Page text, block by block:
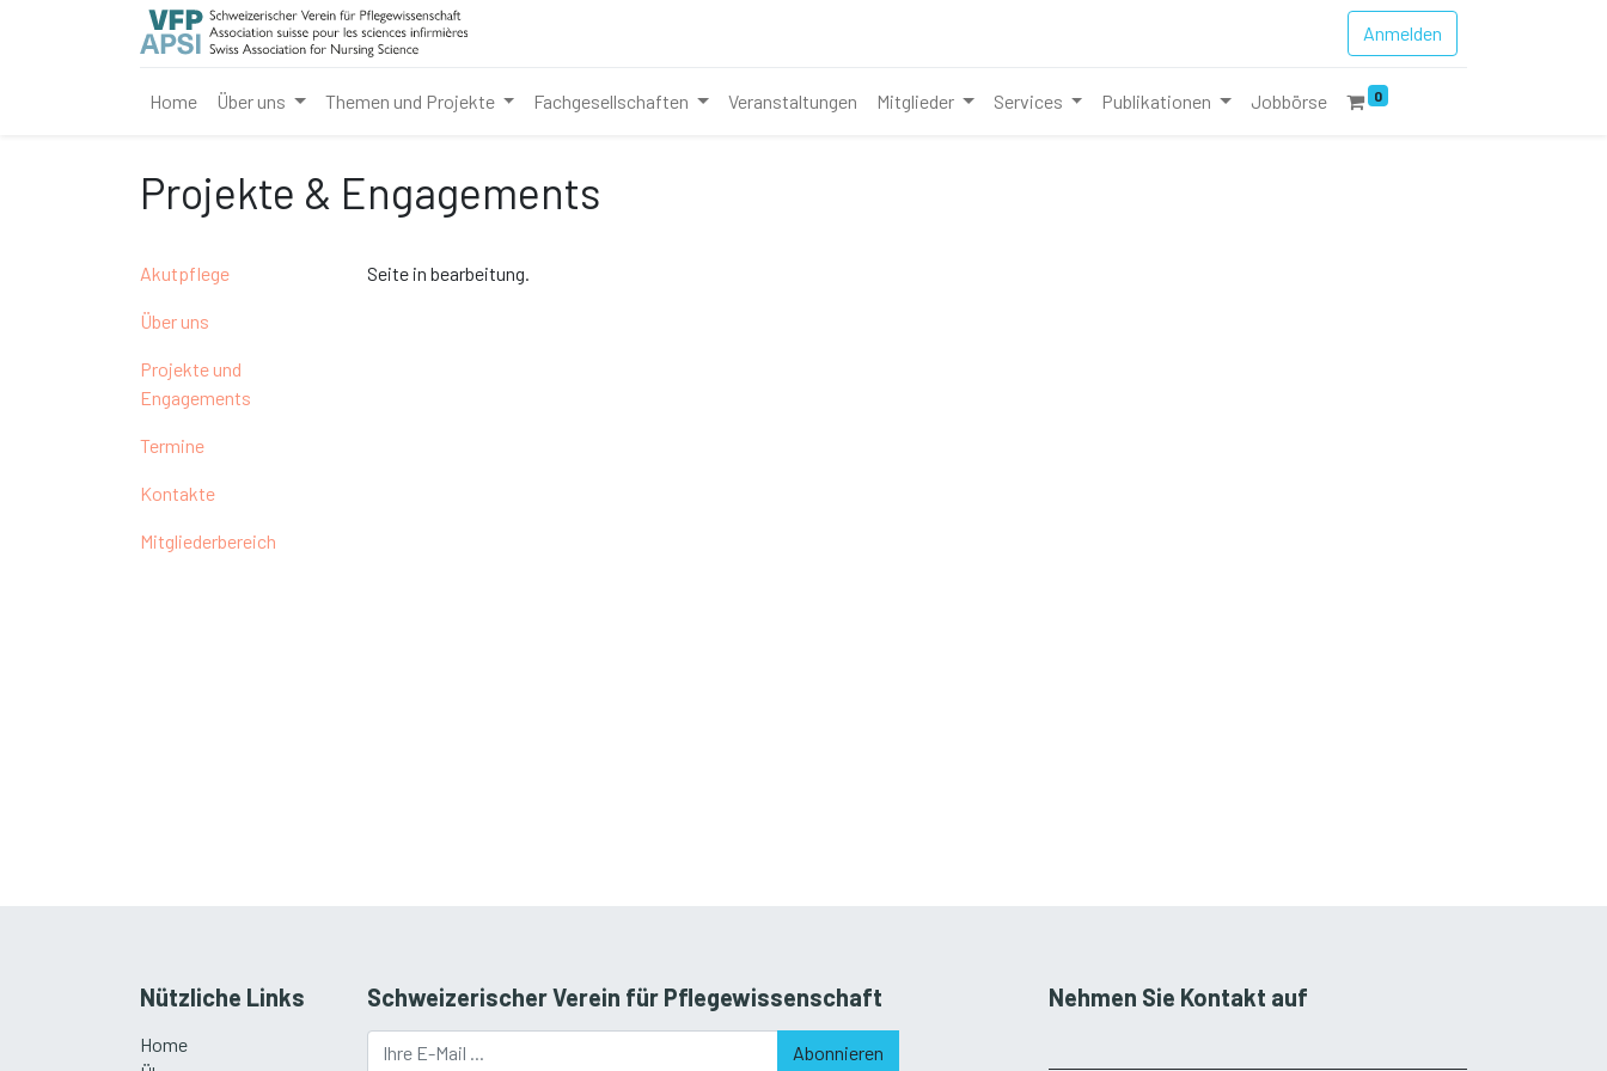
Anmelden
Home Über uns Themen und Projekte Fachgesellschaften Veranstaltungen Mitglieder Services Publikationen Jobbörse 0
Projekte & Engagements
Akutpflege
Über uns
Projekte und
Engagements
Termine
Kontakte
Mitgliederbereich
Seite in bearbeitung.
Nützliche Links
Home
Schweizerischer Verein für Pflegewissenschaft
Abonnieren
Nehmen Sie Kontakt auf